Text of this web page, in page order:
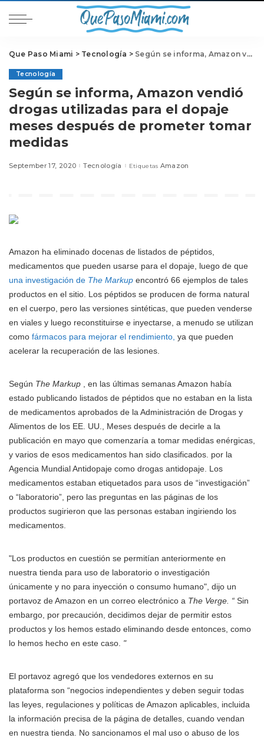
Que Paso Miami > Tecnología > Según se informa, Amazon vendió drogas utilizadas para el dopaje meses después de prometer tomar medidas
Tecnología
Según se informa, Amazon vendió
drogas utilizadas para el dopaje
meses después de prometer tomar
medidas
September 17, 2020 Tecnología Etiquetas Amazon
Amazon ha eliminado docenas de listados de péptidos,
medicamentos que pueden usarse para el dopaje, luego de que
una investigación de The Markup encontró 66 ejemplos de tales
productos en el sitio. Los péptidos se producen de forma natural
en el cuerpo, pero las versiones sintéticas, que pueden venderse
en viales y luego reconstituirse e inyectarse, a menudo se utilizan
como fármacos para mejorar el rendimiento, ya que pueden
acelerar la recuperación de las lesiones.
Según The Markup , en las últimas semanas Amazon había
estado publicando listados de péptidos que no estaban en la lista
de medicamentos aprobados de la Administración de Drogas y
Alimentos de los EE. UU., Meses después de decirle a la
publicación en mayo que comenzaría a tomar medidas enérgicas,
y varios de esos medicamentos han sido clasificados. por la
Agencia Mundial Antidopaje como drogas antidopaje. Los
medicamentos estaban etiquetados para usos de “investigación”
o “laboratorio”, pero las preguntas en las páginas de los
productos sugirieron que las personas estaban ingiriendo los
medicamentos.
"Los productos en cuestión se permitían anteriormente en
nuestra tienda para uso de laboratorio o investigación
únicamente y no para inyección o consumo humano", dijo un
portavoz de Amazon en un correo electrónico a The Verge. “ Sin
embargo, por precaución, decidimos dejar de permitir estos
productos y los hemos estado eliminando desde entonces, como
lo hemos hecho en este caso. "
El portavoz agregó que los vendedores externos en su
plataforma son “negocios independientes y deben seguir todas
las leyes, regulaciones y políticas de Amazon aplicables, incluida
la información precisa de la página de detalles, cuando vendan
en nuestra tienda. No sancionamos el mal uso o abuso de los